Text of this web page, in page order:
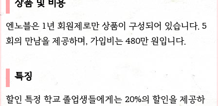
상품 및 비용
엔노블은 1년 회원제로만 상품이 구성되어 있습니다. 5
회의 만남을 제공하며, 가입비는 480만 원입니다.
특징
할인 특정 학교 졸업생들에게는 20%의 할인을 제공하